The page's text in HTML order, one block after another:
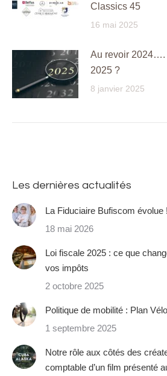
Classics 45
16 mai 2025
Au revoir 2024….
2025 ?
8 janvier 2025
Les dernières actualités
La Fiduciaire Bufiscom évolue !
18 mai 2026
Loi fiscale 2025 : ce que
vos impôts
2 octobre 2025
Politique de mobilité : Plan Vélo
1 septembre 2025
Notre rôle aux côtés des
comptable d’un film présenté